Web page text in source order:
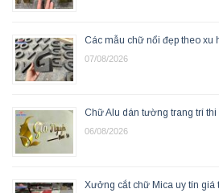
Các mẫu chữ nổi đẹp theo xu
07/08/2026
Chữ Alu dán tường trang trí
06/08/2026
Xưởng cắt chữ Mica uy tín giá